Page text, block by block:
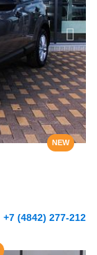
NEW
+7 (4842) 277-212